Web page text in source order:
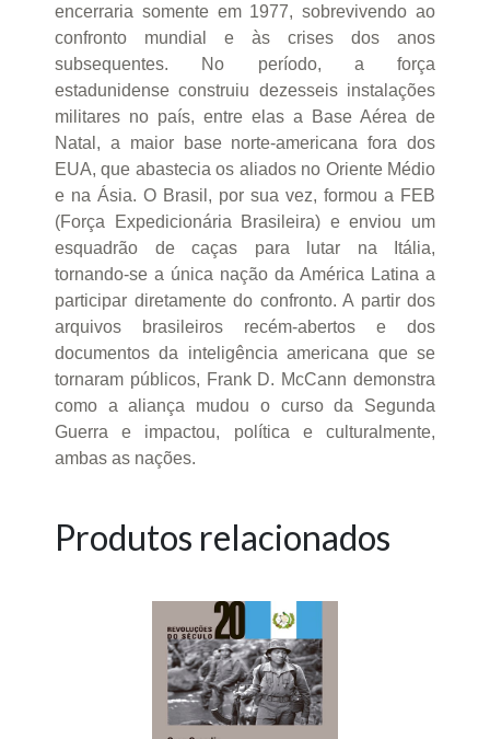
encerraria somente em 1977, sobrevivendo ao
confronto mundial e às crises dos anos
subsequentes. No período, a força
estadunidense construiu dezesseis instalações
militares no país, entre elas a Base Aérea de
Natal, a maior base norte-americana fora dos
EUA, que abastecia os aliados no Oriente Médio
e na Ásia. O Brasil, por sua vez, formou a FEB
(Força Expedicionária Brasileira) e enviou um
esquadrão de caças para lutar na Itália,
tornando-se a única nação da América Latina a
participar diretamente do confronto. A partir dos
arquivos brasileiros recém-abertos e dos
documentos da inteligência americana que se
tornaram públicos, Frank D. McCann demonstra
como a aliança mudou o curso da Segunda
Guerra e impactou, política e culturalmente,
ambas as nações.
Produtos relacionados